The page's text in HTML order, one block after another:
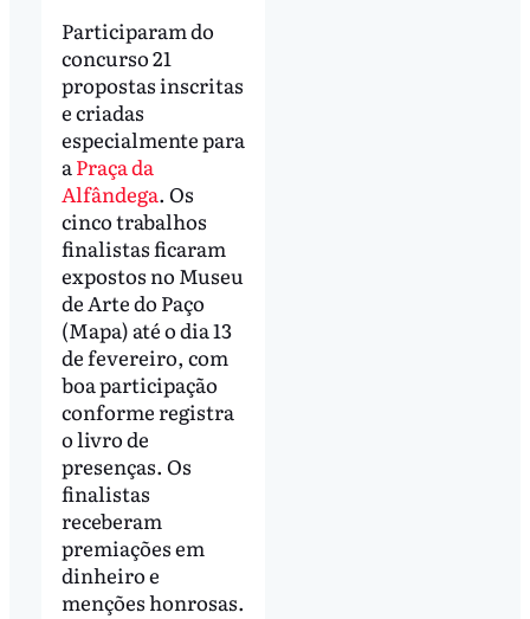
Participaram do
concurso 21
propostas inscritas
e criadas
especialmente para
aPraça da
Alfândega. Os
cinco trabalhos
finalistas ficaram
expostos no Museu
de Arte do Paço
(Mapa) até o dia 13
de fevereiro, com
boa participação
conforme registra
o livro de
presenças. Os
finalistas
receberam
premiações em
dinheiro e
menções honrosas.